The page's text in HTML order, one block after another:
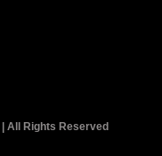
All Rights Reserved